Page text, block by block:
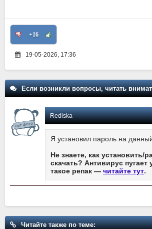
+16
19-05-2026, 17:36
Если возникли вопросы, читать
Rediska
Я установил пароль на
Не знаете, как установить/
скачать? Антивирус пугает
такое репак — читайте тут.
Читайте также по теме: